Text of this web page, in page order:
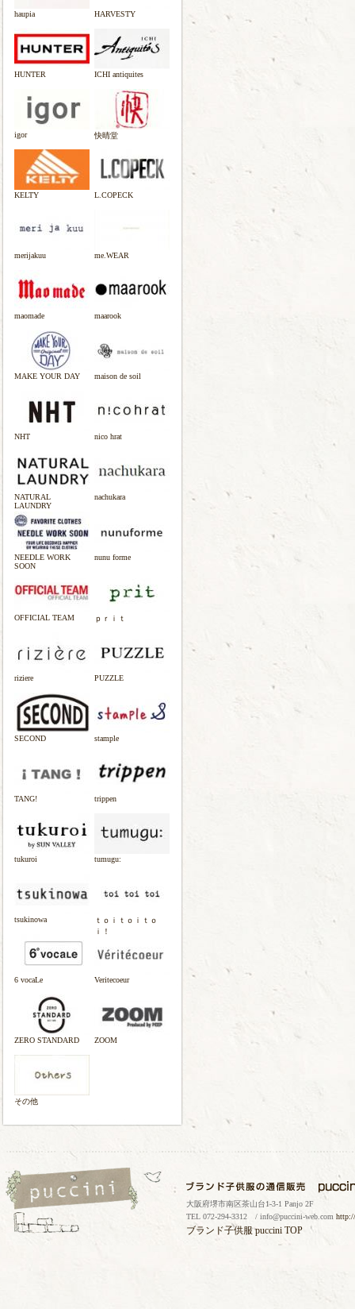
haupia HARVESTY
HUNTER ICHI antiquites
igor 快晴堂
KELTY L.COPECK
merijakuu me.WEAR
maomade maarook
MAKE YOUR DAY maison de soil
NHT nico hrat
NATURAL
LAUNDRY
nachukara
NEEDLE WORK
SOON
nunu forme
OFFICIAL TEAM ｐｒｉｔ
riziere PUZZLE
SECOND stample
TANG! trippen
tukuroi tumugu:
tsukinowa
ｔｏｉｔｏｉｔｏ
ｉ！
6 vocaLe Veritecoeur
ZERO STANDARD ZOOM
その他
大阪府堺市南区茶山台1-3-1 Panjo 2F
TEL 072-294-3312 / info@puccini-web.com
ブランド子供服puccini TOP